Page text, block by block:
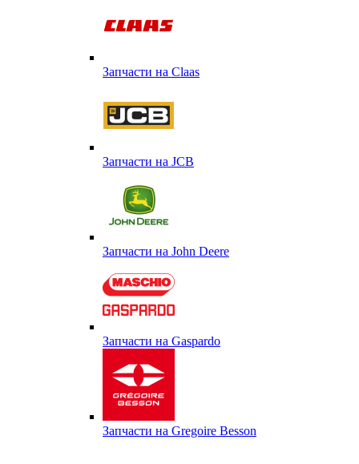
Запчасти на Сlaas
Запчасти на JCB
Запчасти на John Deere
Запчасти на Gaspardo
Запчасти на Gregoire Besson